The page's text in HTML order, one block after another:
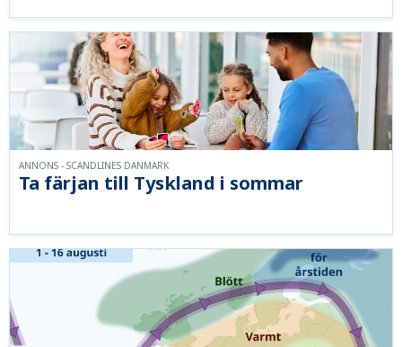
Ta färjan till Tyskland i sommar
ANNONS - SCANDLINES DANMARK